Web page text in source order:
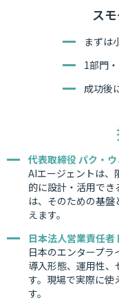
ス
まずは
1部門
成功後
代表取締役 パク・ウ
AIエージェントは、
的に設計・活用で
は、そのための基
えます。
日本法人営業責任者
日本のエンタープラ
導入形態、運用性、
す。現場で実際に使
す。